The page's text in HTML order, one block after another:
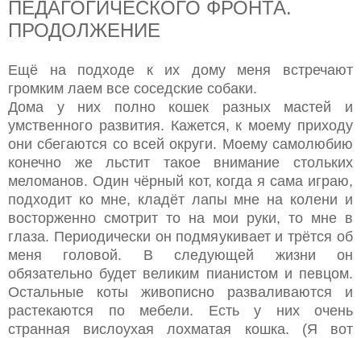
ПЕДАГОГИЧЕСКОГО ФРОНТА.
ПРОДОЛЖЕНИЕ
Ещё на подходе к их дому меня встречают
громким лаем все соседские собаки.
Дома у них полно кошек разных мастей и
умственного развития. Кажется, к моему приходу
они сбегаются со всей округи. Моему самолюбию
конечно же льстит такое внимание стольких
меломанов. Один чёрный кот, когда я сама играю,
подходит ко мне, кладёт лапы мне на колени и
восторженно смотрит то на мои руки, то мне в
глаза. Периодически он подмяукивает и трётся об
меня головой. В следующей жизни он
обязательно будет великим пианистом и певцом.
Остальные коты живописно разваливаются и
растекаются по мебели. Есть у них очень
странная вислоухая лохматая кошка. (Я вот